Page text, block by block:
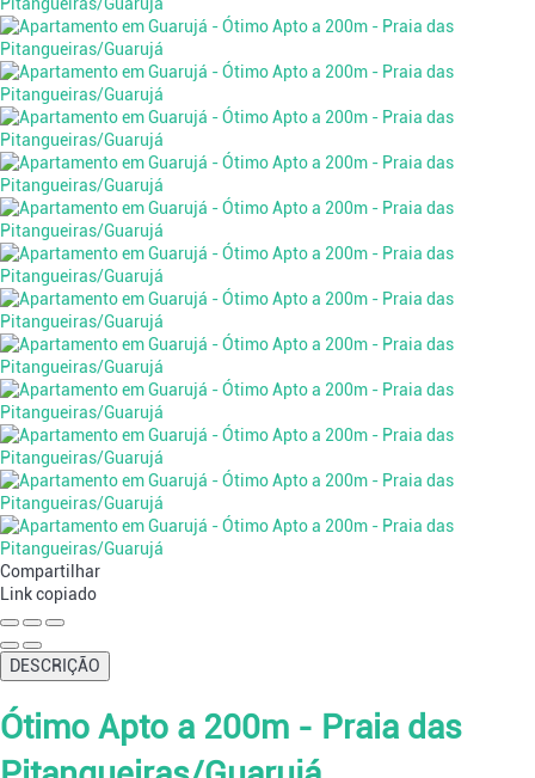
Compartilhar
Link copiado
DESCRIÇÃO
Ótimo Apto a 200m - Praia das